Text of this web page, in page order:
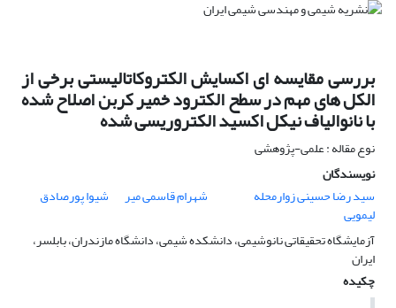
بررسی مقایسه ای اکسایش الکتروکاتالیستی برخی از
الکل های مهم در سطح الکترود خمیر کربن اصلاح شده
با نانوالیاف نیکل اکسید الکتروریسی شده
نوع مقاله : علمی-پژوهشی
نویسندگان
سید رضا حسینی زوارمحله
شهرام قاسمی میر شیوا پورصادق
لیمویی
آزمایشگاه تحقیقاتی نانوشیمی، دانشکده شیمی، دانشگاه مازندران، بابلسر،
ایران
چکیده